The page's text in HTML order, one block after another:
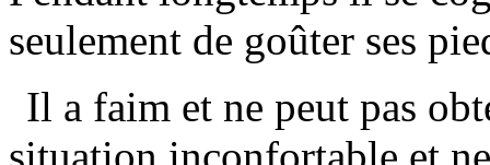
seulement de goûter ses
Il a faim et ne peut pas
situation inconfortable et